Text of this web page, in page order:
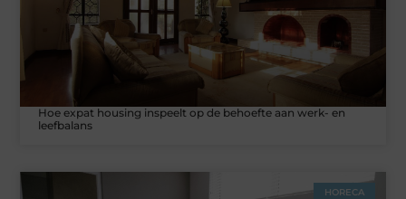
Hoe expat housing inspeelt op de behoefte aan werk- en
leefbalans
HORECA